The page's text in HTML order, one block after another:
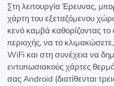
Στη λειτουργία Έρευνας,
χάρτη του εξεταζόμενου
κενό καμβά καθορίζοντας το
περιοχής, να το
WiFi και στη συνέχεια να
εντυπωσιακούς χάρτες
σας Android (διατίθενται